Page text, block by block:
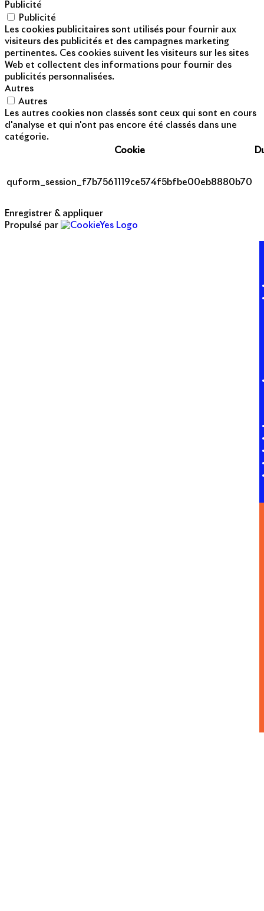
Publicité
Publicité
Les cookies publicitaires sont utilisés pour fournir aux
visiteurs des publicités et des campagnes marketing
pertinentes. Ces cookies suivent les visiteurs sur les sites
Web et collectent des informations pour fournir des
publicités personnalisées.
Autres
Autres
Les autres cookies non classés sont ceux qui sont en cours
d'analyse et qui n'ont pas encore été classés dans une
catégorie.
Cookie
quform_session_f7b7561119ce574f5bfbe00eb8880b70
Enregistrer & appliquer
Propulsé par